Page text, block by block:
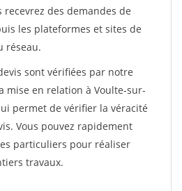
recevrez des demandes de
les plateformes et sites de
réseau.
sont vérifiées par notre
mise en relation à Voulte-sur-
permet de vérifier la véracité
Vous pouvez rapidement
particuliers pour réaliser
travaux.